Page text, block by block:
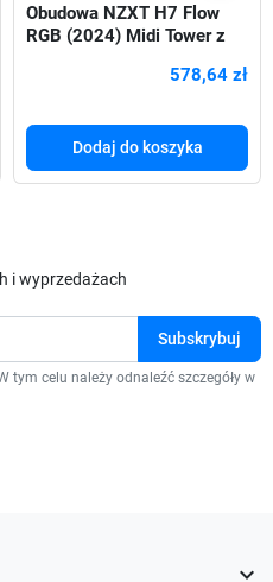
Obudowa NZXT H7 Flow
RGB (2024) Midi Tower z
578,64 zł
Dodaj do koszyka
i wyprzedażach
tym celu należy odnaleźć szczegóły w
